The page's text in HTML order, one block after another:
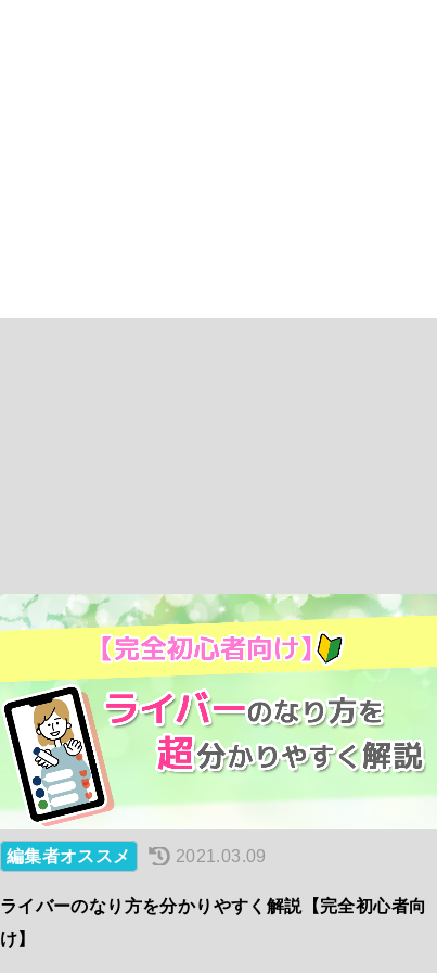
編集者オススメ 2021.03.09
ライバーのなり方を分かりやすく解説【完全初心者向
け】